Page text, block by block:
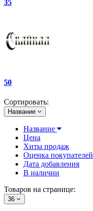
35
50
Сортировать:
Название
Название
Цена
Хиты продаж
Оценка покупателей
Дата добавления
В наличии
Товаров на странице:
36